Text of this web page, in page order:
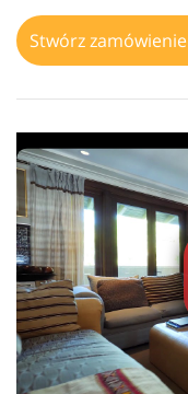
Stwórz zamówienie